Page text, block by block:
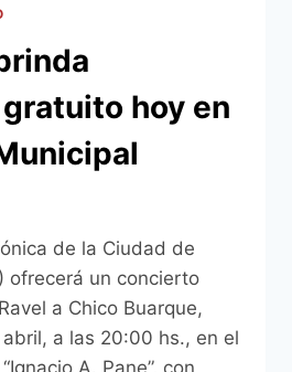
hoy en
de la Ciudad de
ofrecerá un concierto
a Chico Buarque,
a las 20:00 hs., en el
A. Pane”, con